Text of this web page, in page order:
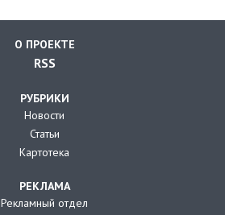
О ПРОЕКТЕ
RSS
РУБРИКИ
Новости
Статьи
Картотека
РЕКЛАМА
Рекламный отдел